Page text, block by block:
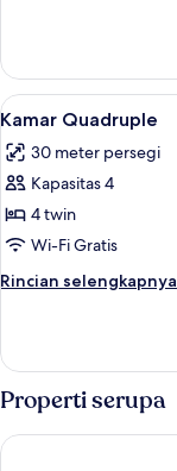
Kamar
Triple
Standar
Lihat
semua
foto
untuk
Kamar
Quadruple
4
Kamar Quadruple
30 meter persegi
Kapasitas 4
4 twin
Wi-Fi Gratis
Rincian selengkapnya
Rincian
Kamar
Quadruple
Properti serupa
Villa Manos